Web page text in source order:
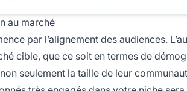
au marché
par l’alignement des audiences.
cible, que ce soit en termes de
seulement la taille de leur